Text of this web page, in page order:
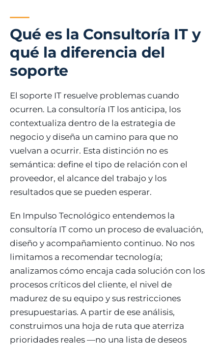
Qué es la Consultoría IT y
qué la diferencia del
soporte
El soporte IT resuelve problemas cuando
ocurren. La consultoría IT los anticipa, los
contextualiza dentro de la estrategia de
negocio y diseña un camino para que no
vuelvan a ocurrir. Esta distinción no es
semántica: define el tipo de relación con el
proveedor, el alcance del trabajo y los
resultados que se pueden esperar.
En Impulso Tecnológico entendemos la
consultoría IT como un proceso de evaluación,
diseño y acompañamiento continuo. No nos
limitamos a recomendar tecnología;
analizamos cómo encaja cada solución con los
procesos críticos del cliente, el nivel de
madurez de su equipo y sus restricciones
presupuestarias. A partir de ese análisis,
construimos una hoja de ruta que aterriza
prioridades reales —no una lista de deseos